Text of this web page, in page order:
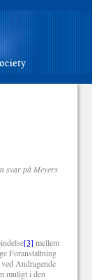
svar på Meyers
[3] mellem
Foranstaltning
Andragende
muligt i den